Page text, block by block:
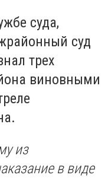
суда,
суд
трех
виновными
из
в виде